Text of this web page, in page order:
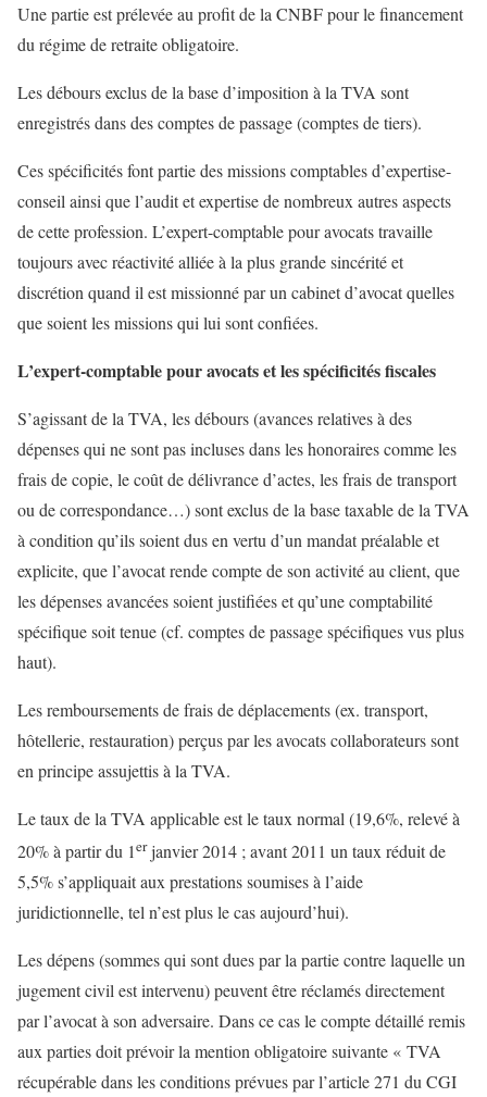
Une partie est prélevée au profit de la CNBF pour le financement
du régime de retraite obligatoire.
Les débours exclus de la base d’imposition à la TVA sont
enregistrés dans des comptes de passage (comptes de tiers).
Ces spécificités font partie des missions comptables d’expertise-
conseil ainsi que l’audit et expertise de nombreux autres aspects
de cette profession. L’expert-comptable pour avocats travaille
toujours avec réactivité alliée à la plus grande sincérité et
discrétion quand il est missionné par un cabinet d’avocat quelles
que soient les missions qui lui sont confiées.
L’expert-comptable pour avocats et les spécificités fiscales
S’agissant de la TVA, les débours (avances relatives à des
dépenses qui ne sont pas incluses dans les honoraires comme les
frais de copie, le coût de délivrance d’actes, les frais de transport
ou de correspondance…) sont exclus de la base taxable de la TVA
à condition qu’ils soient dus en vertu d’un mandat préalable et
explicite, que l’avocat rende compte de son activité au client, que
les dépenses avancées soient justifiées et qu’une comptabilité
spécifique soit tenue (cf. comptes de passage spécifiques vus plus
haut).
Les remboursements de frais de déplacements (ex. transport,
hôtellerie, restauration) perçus par les avocats collaborateurs sont
en principe assujettis à la TVA.
Le taux de la TVA applicable est le taux normal (19,6%, relevé à
20% à partir du 1erjanvier 2014 ; avant 2011 un taux réduit de
5,5% s’appliquait aux prestations soumises à l’aide
juridictionnelle, tel n’est plus le cas aujourd’hui).
Les dépens (sommes qui sont dues par la partie contre laquelle un
jugement civil est intervenu) peuvent être réclamés directement
par l’avocat à son adversaire. Dans ce cas le compte détaillé remis
aux parties doit prévoir la mention obligatoire suivante « TVA
récupérable dans les conditions prévues par l’article 271 du CGI